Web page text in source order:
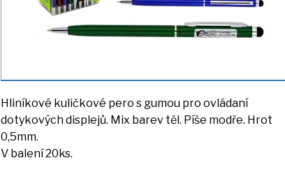
Hliníkové kuličkové pero s gumou pro ovládaní
dotykových displejů. Mix barev těl. Píše modře. Hrot
0,5mm.
V balení 20ks.